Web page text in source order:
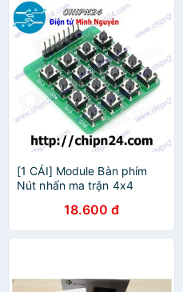
[1 CÁI] Module Bàn phím
Nút nhấn ma trận 4x4
18.600 đ